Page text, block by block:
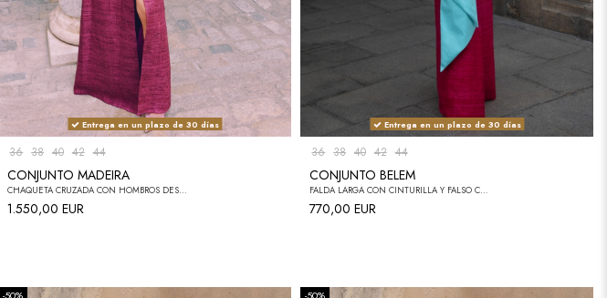
Entrega en un plazo de 30 días
CONJUNTO MADEIRA
CHAQUETA CRUZADA CON HOMBROS DESCUBIERTOS, PEPLUM ASIMÉTRICO Y CIERRE DE BROCHES METÁLICOS + FALDA LARGA CON CINTURILLA Y FALSO CRUCE,CIERRE DE CREMALLERA EN LA ESPALDA CONJUNTO. ENVÍO EN 30 DÍAS.
1.550,00 EUR
36 38 40 42 44
Entrega en un plazo de 30 días
CONJUNTO BELEM
FALDA LARGA CON CINTURILLA Y FALSO CRUCE, CIERRE DE CREMALLERA EN LA ESPALDA + CAMISA ALGODÓN. ENVIO EN 30 DÍAS.
770,00 EUR
36 38 40 42 44